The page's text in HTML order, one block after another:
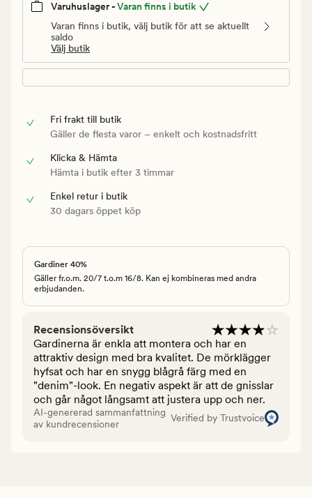
Varuhuslager -Varan finns i butik
Varan finns i butik, välj butik för att se aktuellt
saldo
Välj butik
Fri frakt till butik
Gäller de flesta varor – enkelt och kostnadsfritt
Klicka & Hämta
Hämta i butik efter 3 timmar
Enkel retur i butik
30 dagars öppet köp
Gardiner 40%
Gäller fr.o.m. 20/7 t.o.m 16/8. Kan ej kombineras med andra
erbjudanden.
Recensionsöversikt
Gardinerna är enkla att montera och har en
attraktiv design med bra kvalitet. De mörklägger
hyfsat och har en snygg blågrå färg med en
"denim"-look. En negativ aspekt är att de gnisslar
och går något långsamt att justera upp och ner.
AI-genererad sammanfattning
av kundrecensioner
Verified by Trustvoice